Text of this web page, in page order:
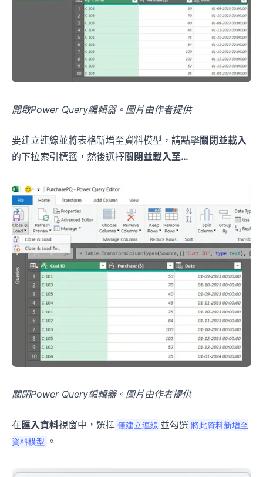
開啟Power Query編輯器。圖片由作者提供
要建立連線並將表格新增至資料模型，請點擊關閉並載入
的下拉索引標籤，然後選擇關閉並載入至…
關閉Power Query編輯器。圖片由作者提供
在 匯入資料視窗中，選擇 僅建立連線 並勾選 將此資料新增至
資料模型
。